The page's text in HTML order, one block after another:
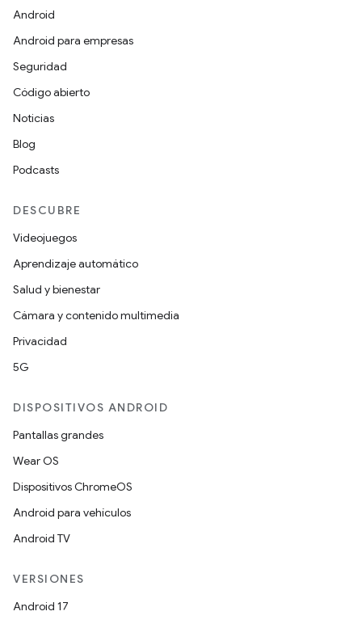
Android
Android para empresas
Seguridad
Código abierto
Noticias
Blog
Podcasts
DESCUBRE
Videojuegos
Aprendizaje automático
Salud y bienestar
Cámara y contenido multimedia
Privacidad
5G
DISPOSITIVOS ANDROID
Pantallas grandes
Wear OS
Dispositivos ChromeOS
Android para vehículos
Android TV
VERSIONES
Android 17